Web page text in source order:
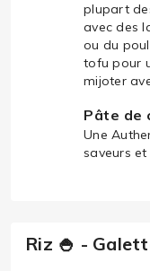
plupart
avec des
ou du
tofu pour
mijoter
Pâte de
Une
saveurs
Riz 🍚 -